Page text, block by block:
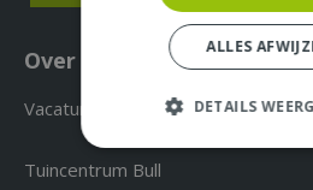
Over ons & Contact
Vacatures
Tuincentrum Bull
ALLES
DETAILS